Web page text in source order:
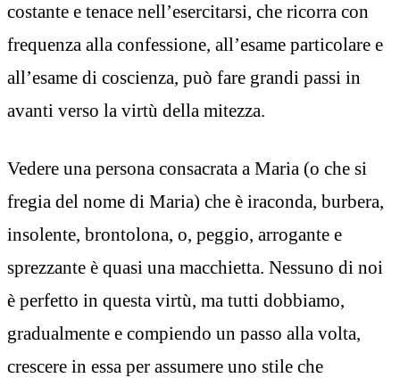
costante e tenace nell’esercitarsi, che ricorra con
frequenza alla confessione, all’esame particolare e
all’esame di coscienza, può fare grandi passi in
avanti verso la virtù della mitezza.
Vedere una persona consacrata a Maria (o che si
fregia del nome di Maria) che è iraconda, burbera,
insolente, brontolona, o, peggio, arrogante e
sprezzante è quasi una macchietta. Nessuno di noi
è perfetto in questa virtù, ma tutti dobbiamo,
gradualmente e compiendo un passo alla volta,
crescere in essa per assumere uno stile che